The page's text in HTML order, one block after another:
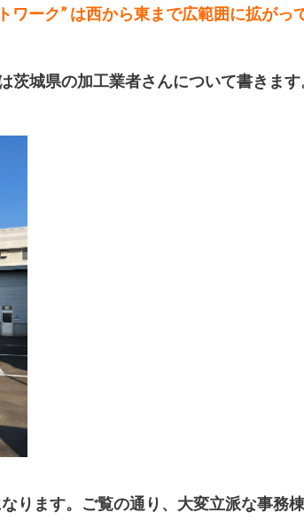
ワーク” は西から東まで広範囲に拡がっ
城県の加工業者さんについて書きます
ります。ご覧の通り、大変立派な事務棟